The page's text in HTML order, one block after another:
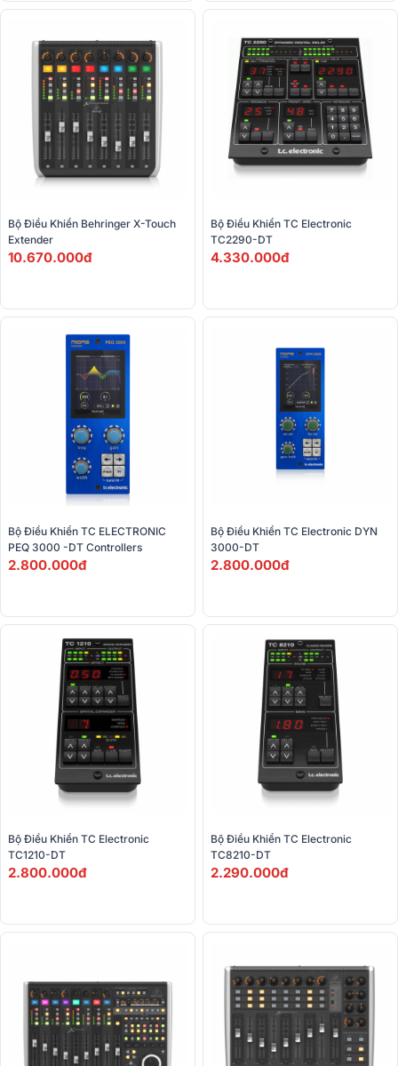
Bộ Điều Khiển Behringer X-Touch
Extender
10.670.000đ
Bộ Điều Khiển TC Electronic
4.330.000đ
Bộ Điều Khiển TC ELECTRONIC
2.800.000đ
Bộ Điều Khiển TC Electronic DYN
3000-DT
2.800.000đ
Bộ Điều Khiển TC Electronic
TC1210-DT
2.800.000đ
Bộ Điều Khiển TC Electronic
TC8210-DT
2.290.000đ